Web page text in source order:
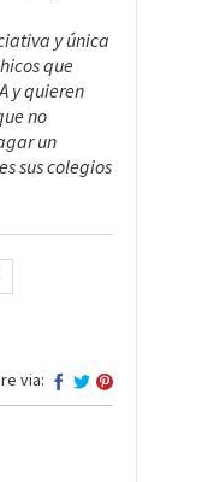
y única
que
y quieren
no
un
sus colegios
via: